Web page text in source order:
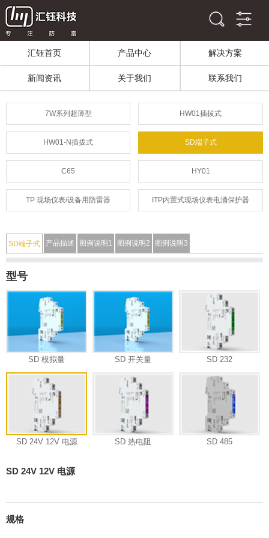
汇钰首页 产品中心 解决方案
新闻资讯 关于我们 联系我们
7W系列超薄型 HW01插拔式
HW01-N插拔式 SD端子式
C65 HY01
TP 现场仪表/设备用防雷器 ITP内置式现场仪表电涌保护器
SD端子式 产品描述 图例说明1 图例说明2 图例说明3
型号
SD 模拟量 SD 开关量 SD 232
SD 24V 12V 电源 SD 热电阻 SD 485
SD 24V 12V 电源
规格